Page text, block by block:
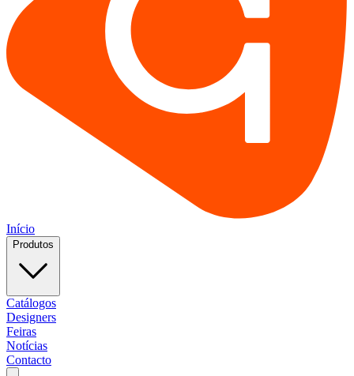
Início
Produtos
Catálogos
Designers
Feiras
Notícias
Contacto